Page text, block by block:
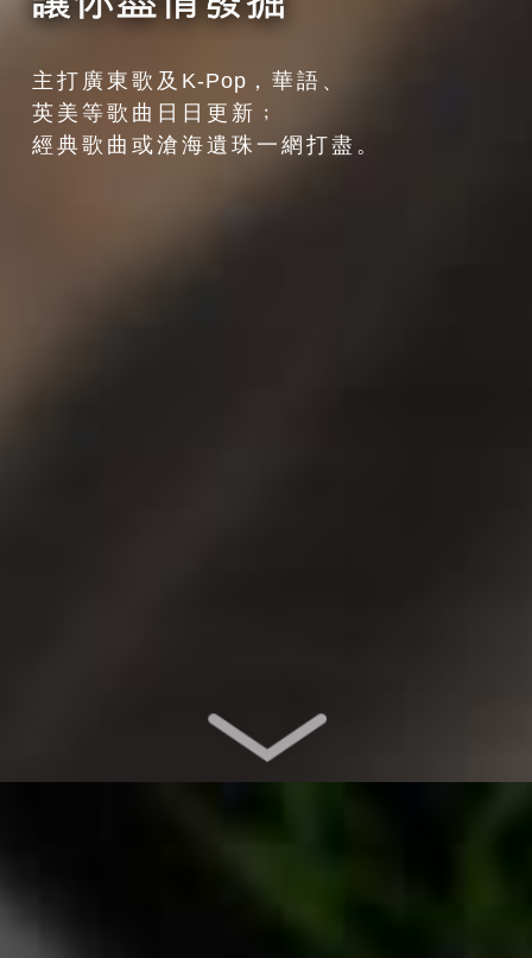
主打廣東歌及 K-Pop ，華語、
英美等歌曲日日更新﹔
經典歌曲或滄海遺珠一網打盡。